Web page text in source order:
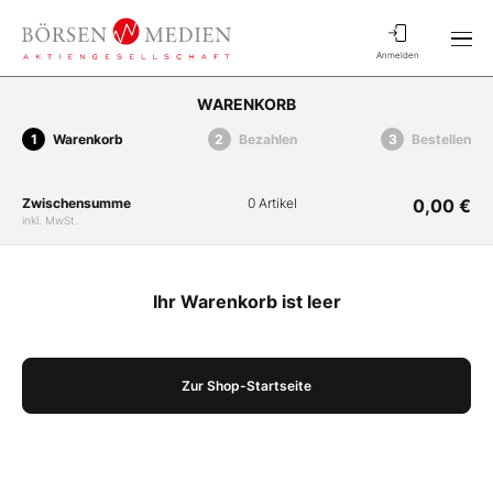
Anmelden
WARENKORB
Warenkorb Bezahlen Bestellen
Zwischensumme
inkl. MwSt.
0 Artikel 0,00 €
Ihr Warenkorb ist leer
Zur Shop-Startseite